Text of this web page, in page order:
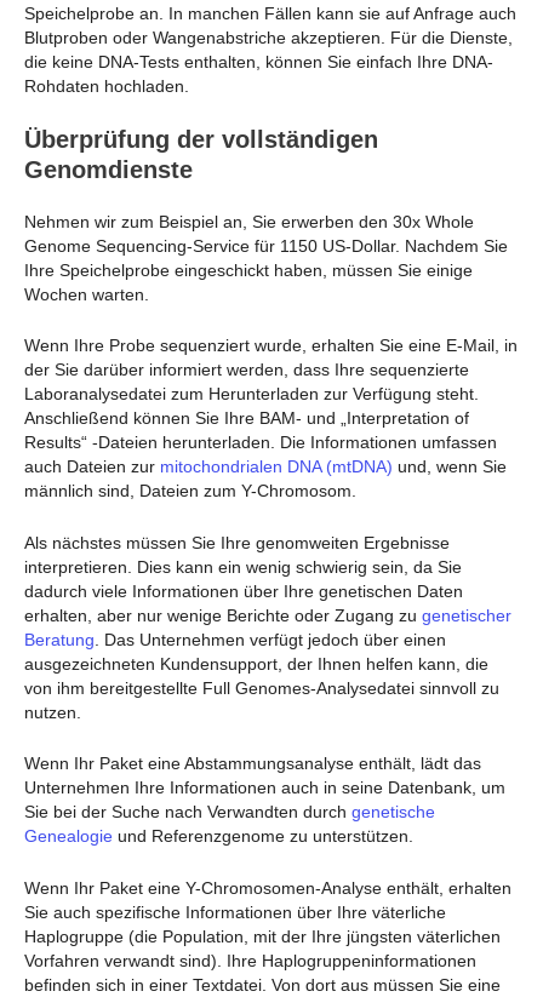
Speichelprobe an. In manchen Fällen kann sie auf Anfrage auch
Blutproben oder Wangenabstriche akzeptieren. Für die Dienste,
die keine DNA-Tests enthalten, können Sie einfach Ihre DNA-
Rohdaten hochladen.
Überprüfung der vollständigen
Genomdienste
Nehmen wir zum Beispiel an, Sie erwerben den 30x Whole
Genome Sequencing-Service für 1150 US-Dollar. Nachdem Sie
Ihre Speichelprobe eingeschickt haben, müssen Sie einige
Wochen warten.
Wenn Ihre Probe sequenziert wurde, erhalten Sie eine E-Mail, in
der Sie darüber informiert werden, dass Ihre sequenzierte
Laboranalysedatei zum Herunterladen zur Verfügung steht.
Anschließend können Sie Ihre BAM- und „Interpretation of
Results“ -Dateien herunterladen. Die Informationen umfassen
auch Dateien zur mitochondrialen DNA (mtDNA) und, wenn Sie
männlich sind, Dateien zum Y-Chromosom.
Als nächstes müssen Sie Ihre genomweiten Ergebnisse
interpretieren. Dies kann ein wenig schwierig sein, da Sie
dadurch viele Informationen über Ihre genetischen Daten
erhalten, aber nur wenige Berichte oder Zugang zu genetischer
Beratung . Das Unternehmen verfügt jedoch über einen
ausgezeichneten Kundensupport, der Ihnen helfen kann, die
von ihm bereitgestellte Full Genomes-Analysedatei sinnvoll zu
nutzen.
Wenn Ihr Paket eine Abstammungsanalyse enthält, lädt das
Unternehmen Ihre Informationen auch in seine Datenbank, um
Sie bei der Suche nach Verwandten durch genetische
Genealogie und Referenzgenome zu unterstützen.
Wenn Ihr Paket eine Y-Chromosomen-Analyse enthält, erhalten
Sie auch spezifische Informationen über Ihre väterliche
Haplogruppe (die Population, mit der Ihre jüngsten väterlichen
Vorfahren verwandt sind). Ihre Haplogruppeninformationen
befinden sich in einer Textdatei. Von dort aus müssen Sie eine